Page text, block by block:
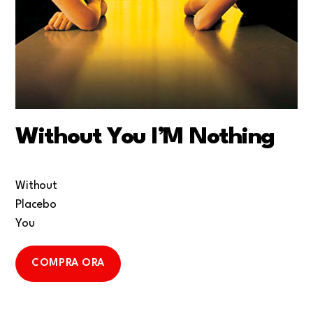
Without You I’M Nothing
Without
Placebo
You
COMPRA ORA